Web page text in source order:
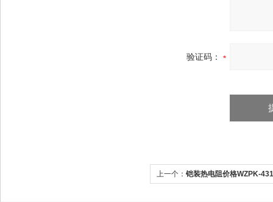
验证码：
上一个： 铠装热电阻价格WZPK-